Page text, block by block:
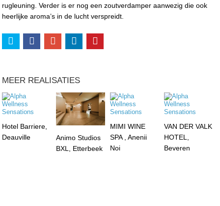
rugleuning. Verder is er nog een zoutverdamper aanwezig die ook
heerlijke aroma’s in de lucht verspreidt.
MEER REALISATIES
Hotel Barriere,
Deauville
Animo Studios
BXL, Etterbeek
MIMI WINE
SPA , Anenii
Noi
VAN DER VALK
HOTEL,
Beveren